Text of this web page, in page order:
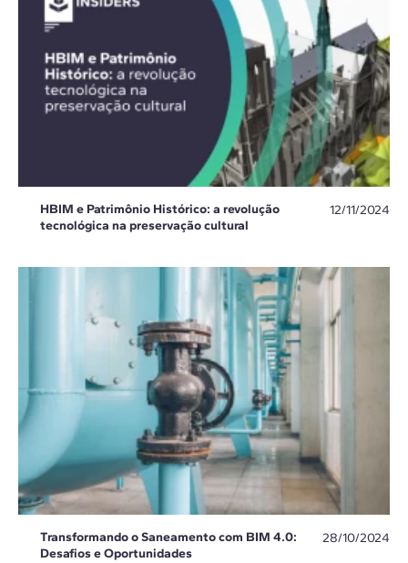
HBIM e Patrimônio Histórico: a revolução
tecnológica na preservação cultural
12/11/2024
Transformando o Saneamento com BIM 4.0:
Desafios e Oportunidades
28/10/2024